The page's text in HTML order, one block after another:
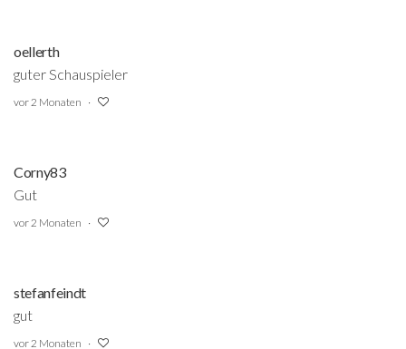
oellerth
guter Schauspieler
vor 2 Monaten
Corny83
Gut
vor 2 Monaten
stefanfeindt
gut
vor 2 Monaten